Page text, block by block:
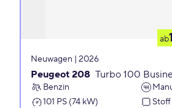
ab
Neuwagen | 2026
Peugeot 208 Turbo 100
Benzin
101 PS (74 kW)
Stoff